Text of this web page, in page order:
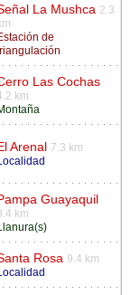
La Mushca 2.3
de
Las Cochas
km
Arenal
7.3 km
Localidad
Guayaquil
km
Llanura(s)
Rosa 9.4 km
Localidad